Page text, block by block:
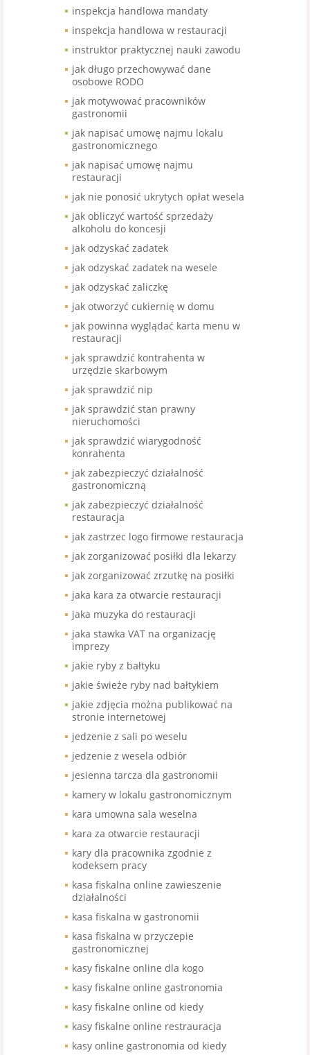
inspekcja handlowa mandaty
inspekcja handlowa w restauracji
instruktor praktycznej nauki zawodu
jak długo przechowywać dane
osobowe RODO
jak motywować pracowników
gastronomii
jak napisać umowę najmu lokalu
gastronomicznego
jak napisać umowę najmu
restauracji
jak nie ponosić ukrytych opłat wesela
jak obliczyć wartość sprzedaży
alkoholu do koncesji
jak odzyskać zadatek
jak odzyskać zadatek na wesele
jak odzyskać zaliczkę
jak otworzyć cukiernię w domu
jak powinna wyglądać karta menu w
restauracji
jak sprawdzić kontrahenta w
urzędzie skarbowym
jak sprawdzić nip
jak sprawdzić stan prawny
nieruchomości
jak sprawdzić wiarygodność
konrahenta
jak zabezpieczyć działalność
gastronomiczną
jak zabezpieczyć działalność
restauracja
jak zastrzec logo firmowe restauracja
jak zorganizować posiłki dla lekarzy
jak zorganizować zrzutkę na posiłki
jaka kara za otwarcie restauracji
jaka muzyka do restauracji
jaka stawka VAT na organizację
imprezy
jakie ryby z bałtyku
jakie świeże ryby nad bałtykiem
jakie zdjęcia można publikować na
stronie internetowej
jedzenie z sali po weselu
jedzenie z wesela odbiór
jesienna tarcza dla gastronomii
kamery w lokalu gastronomicznym
kara umowna sala weselna
kara za otwarcie restauracji
kary dla pracownika zgodnie z
kodeksem pracy
kasa fiskalna online zawieszenie
działalności
kasa fiskalna w gastronomii
kasa fiskalna w przyczepie
gastronomicznej
kasy fiskalne online dla kogo
kasy fiskalne online gastronomia
kasy fiskalne online od kiedy
kasy fiskalne online restrauracja
kasy online gastronomia od kiedy